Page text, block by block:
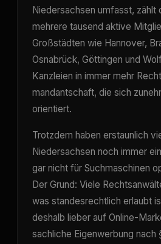
Niedersachsen umfasst, zählt
mehrere tausend aktive
Großstädten wie Hannover,
Osnabrück, Göttingen und
Kanzleien in immer mehr
mandantschaft, die sich
orientiert.
Trotzdem haben erstaunlich
Niedersachsen noch immer
gar nicht für Suchmaschinen
Der Grund: Viele
was standesrechtlich erlaubt
deshalb lieber auf Online-
sachliche Eigenwerbung nach